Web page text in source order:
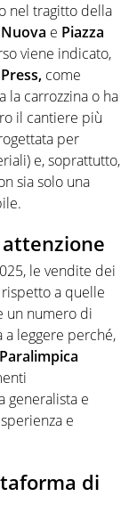
nel tragitto della
e Piazza
viene indicato,
come
la carrozzina o ha
il cantiere più
per
e, soprattutto,
sia solo una
le vendite dei
a quelle
un numero di
a leggere perché,
generalista e
e
di